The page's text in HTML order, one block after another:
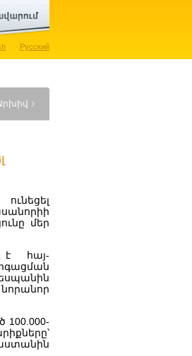
Русский
մեր
է հայ-